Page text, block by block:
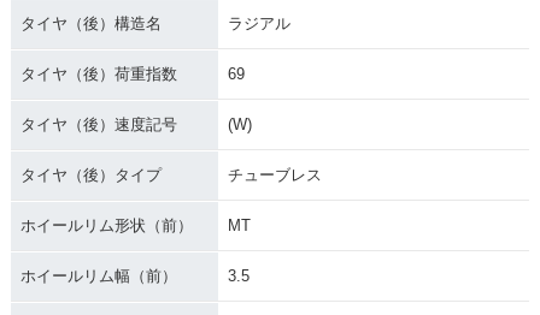
タイヤ（後）構造名 ラジアル
タイヤ（後）荷重指数 69
タイヤ（後）速度記号 (W)
タイヤ（後）タイプ チューブレス
ホイールリム形状（前） MT
ホイールリム幅（前） 3.5